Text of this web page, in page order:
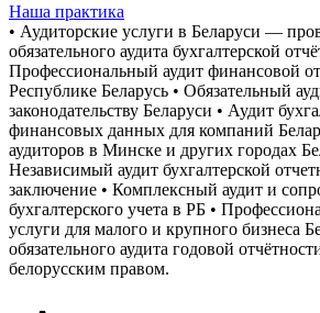
Наша практика
• Аудиторские услуги в Беларуси —
обязательного аудита бухгалтерской
Профессиональный аудит финансовой
Республике Беларусь • Обязательный
законодательству Беларуси • Аудит
финансовых данных для компаний
аудиторов в Минске и других городах
Независимый аудит бухгалтерской
заключение • Комплексный аудит и
бухгалтерского учета в РБ •
услуги для малого и крупного бизнеса
обязательного аудита годовой
белорусским правом.